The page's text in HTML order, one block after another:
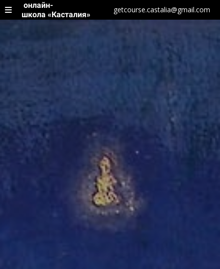
онлайн-
школа «Касталия»
getcourse.castalia@gmail.com